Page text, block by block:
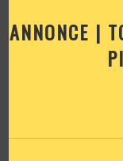
ANNONCE |